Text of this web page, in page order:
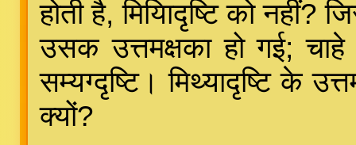
होती है, मियिादृष्टि को
उसक उत्तमक्षका हो गई; चाहे
सम्यग्दृष्टि। मिथ्यादृष्टि के
क्यों?